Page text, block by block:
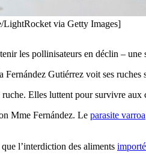
LightRocket via Getty Images]
les pollinisateurs en déclin –
Gutiérrez voit ses ruches
Elles luttent pour survivre
Mme Fernández. Le parasite varroa
l’interdiction des aliments